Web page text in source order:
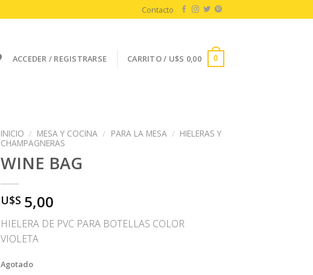
Contacto
ACCEDER / REGISTRARSE CARRITO / U$S 0,00 0
INICIO / MESA Y COCINA / PARA LA MESA / HIELERAS Y
CHAMPAGNERAS
WINE BAG
U$S 5,00
HIELERA DE PVC PARA BOTELLAS COLOR
VIOLETA
Agotado